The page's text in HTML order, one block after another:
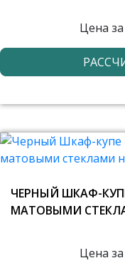
Цена
ЧЕРНЫЙ ШКАФ-
МАТОВЫМИ
Цена